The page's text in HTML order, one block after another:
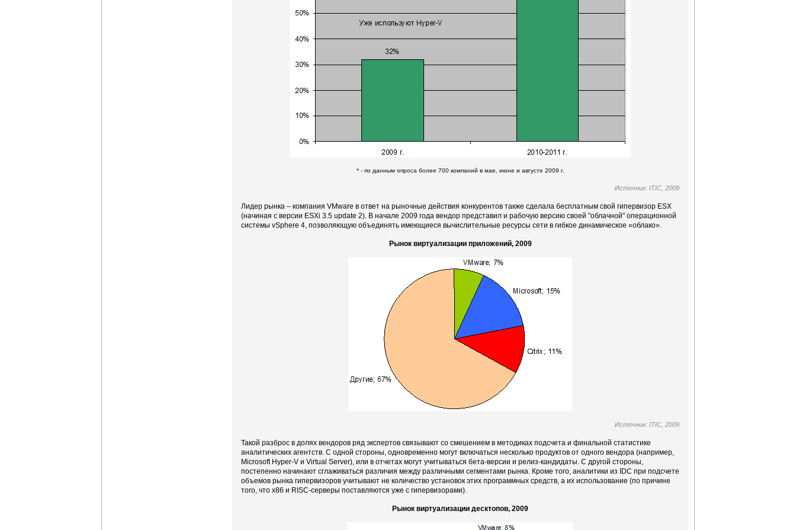
* - по данным опроса более 700 компаний в мае, июне и августе 2009 г.
Источник: ITIC, 2009
Лидер рынка – компания VMware в ответ на рыночные действия конкурентов также сделала бесплатным свой гипервизор ESX
(начиная с версии ESXi 3.5 update 2). В начале 2009 года вендор представил и рабочую версию своей "облачной" операционной
системы vSphere 4, позволяющую объединять имеющиеся вычислительные ресурсы сети в гибкое динамическое «облако».
Рынок виртуализации приложений, 2009
Источник: ITIC, 2009
Такой разброс в долях вендоров ряд экспертов связывают со смешением в методиках подсчета и финальной статистике
аналитических агентств. С одной стороны, одновременно могут включаться несколько продуктов от одного вендора (например,
Microsoft Hyper-V и Virtual Server), или в отчетах могут учитываться бета-версии и релиз-кандидаты. С другой стороны,
постепенно начинают сглаживаться различия между различными сегментами рынка. Кроме того, аналитики из IDC при подсчете
объемов рынка гипервизоров учитывают не количество установок этих программных средств, а их использование (по причине
того, что x86 и RISC-серверы поставляются уже с гипервизорами).
Рынок виртуализации десктопов, 2009